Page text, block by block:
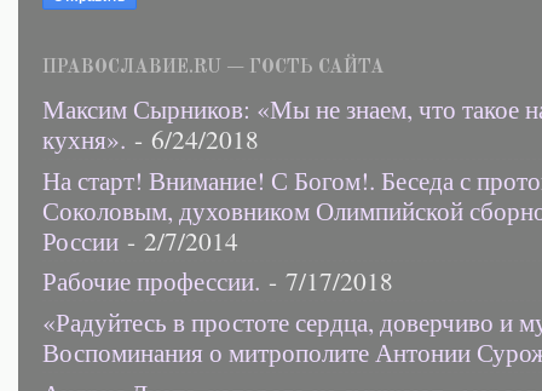
ПРАВОСЛАВИЕ.RU — ГОСТЬ САЙТА
Максим Сырников: «Мы не знаем, что такое
кухня». - 6/24/2018
На старт! Внимание! С Богом!. Беседа с
Соколовым, духовником Олимпийской
России - 2/7/2014
Рабочие профессии. - 7/17/2018
«Радуйтесь в простоте сердца, доверчиво и
Воспоминания о митрополите Антонии